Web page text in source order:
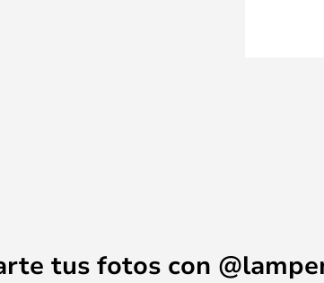
tus fotos con